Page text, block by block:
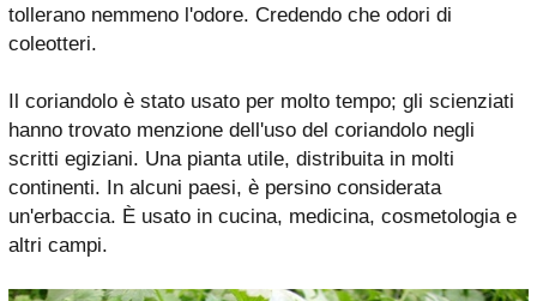
tollerano nemmeno l'odore. Credendo che odori di
coleotteri.
Il coriandolo è stato usato per molto tempo; gli scienziati
hanno trovato menzione dell'uso del coriandolo negli
scritti egiziani. Una pianta utile, distribuita in molti
continenti. In alcuni paesi, è persino considerata
un'erbaccia. È usato in cucina, medicina, cosmetologia e
altri campi.